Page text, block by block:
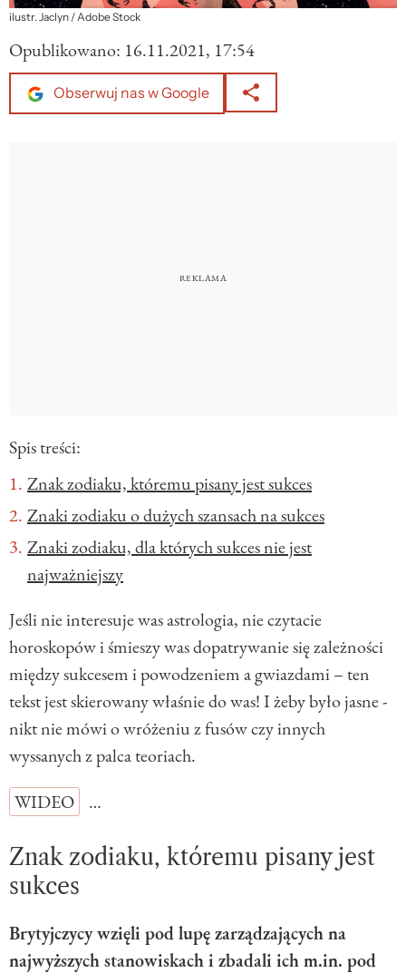
ilustr. Jaclyn / Adobe Stock
Opublikowano: 16.11.2021, 17:54
Obserwuj nas w Google
Spis treści:
Znak zodiaku, któremu pisany jest sukces
Znaki zodiaku o dużych szansach na sukces
Znaki zodiaku, dla których sukces nie jest
najważniejszy
Jeśli nie interesuje was astrologia, nie czytacie
horoskopów i śmieszy was dopatrywanie się zależności
między sukcesem i powodzeniem a gwiazdami – ten
tekst jest skierowany właśnie do was! I żeby było jasne -
nikt nie mówi o wróżeniu z fusów czy innych
wyssanych z palca teoriach.
WIDEO
…
Znak zodiaku, któremu pisany jest
sukces
Brytyjczycy wzięli pod lupę zarządzających na
najwyższych stanowiskach i zbadali ich m.in. pod